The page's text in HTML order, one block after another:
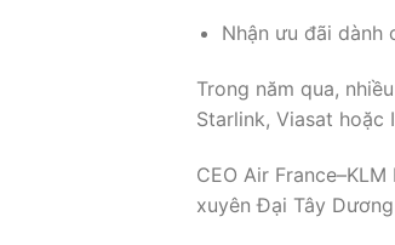
Nhận ưu đãi dành
Trong năm qua,
Starlink, Viasat hoặc
CEO Air
xuyên Đại Tây